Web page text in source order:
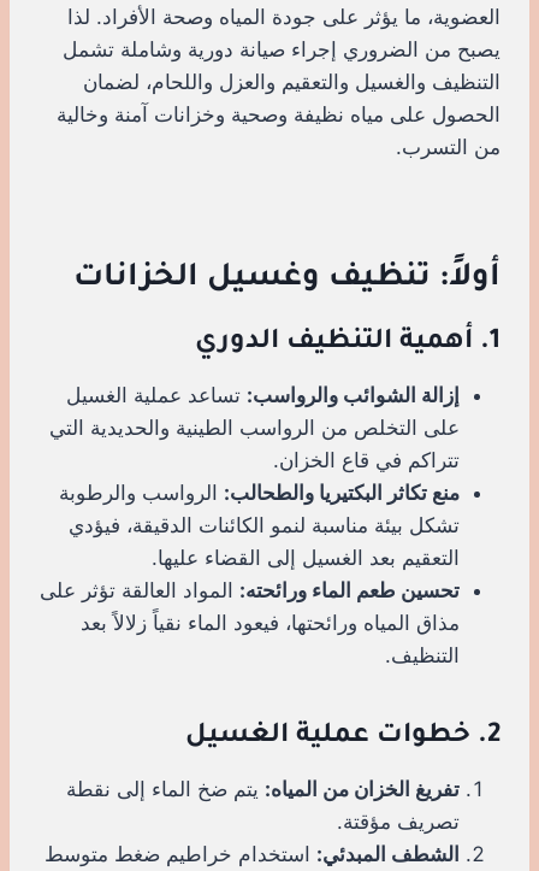
العضوية، ما يؤثر على جودة المياه وصحة الأفراد. لذا
يصبح من الضروري إجراء صيانة دورية وشاملة تشمل
التنظيف والغسيل والتعقيم والعزل واللحام، لضمان
الحصول على مياه نظيفة وصحية وخزانات آمنة وخالية
من التسرب.
أولاً: تنظيف وغسيل الخزانات
1. أهمية التنظيف الدوري
إزالة الشوائب والرواسب: تساعد عملية الغسيل
على التخلص من الرواسب الطينية والحديدية التي
تتراكم في قاع الخزان.
منع تكاثر البكتيريا والطحالب: الرواسب والرطوبة
تشكل بيئة مناسبة لنمو الكائنات الدقيقة، فيؤدي
التعقيم بعد الغسيل إلى القضاء عليها.
تحسين طعم الماء ورائحته: المواد العالقة تؤثر على
مذاق المياه ورائحتها، فيعود الماء نقياً زلالاً بعد
التنظيف.
2. خطوات عملية الغسيل
تفريغ الخزان من المياه: يتم ضخ الماء إلى نقطة
تصريف مؤقتة.
الشطف المبدئي: استخدام خراطيم ضغط متوسط